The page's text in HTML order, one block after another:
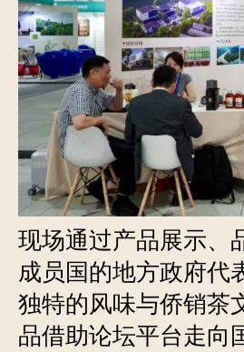
现场通过产品展示、
成员国的地方政府代
独特的风味与侨销茶
品借助论坛平台走向